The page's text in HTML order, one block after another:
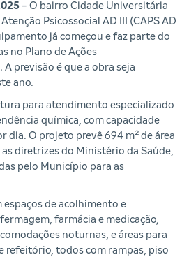
- O bairro Cidade Universitária
Psicossocial AD III (CAPS AD
já começou e faz parte do
no Plano de Ações
previsão é que a obra seja
ano.
para atendimento especializado
química, com capacidade
dia. O projeto prevê 694 m² de área
diretrizes do Ministério da Saúde,
pelo Município para as
de acolhimento e
farmácia e medicação,
noturnas, e áreas para
refeitório, todos com rampas, piso